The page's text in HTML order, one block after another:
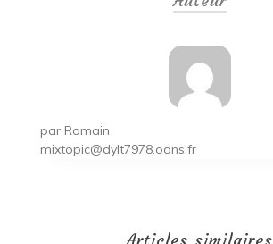
par Romain
mixtopic@dylt7978.odns.fr